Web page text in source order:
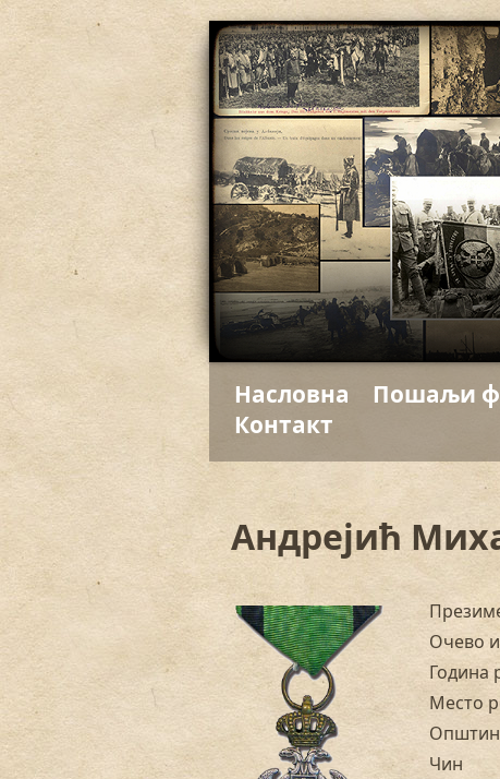
Насловна Пошаљи
Контакт
Андрејић
Очево
Година
Место
Чин